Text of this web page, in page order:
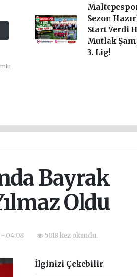
Sezon
Start Verdi
Mutlak
3. Lig!
Bayrak
Oldu
- 04:08 5018 kez okundu.
İlginizi Çekebilir